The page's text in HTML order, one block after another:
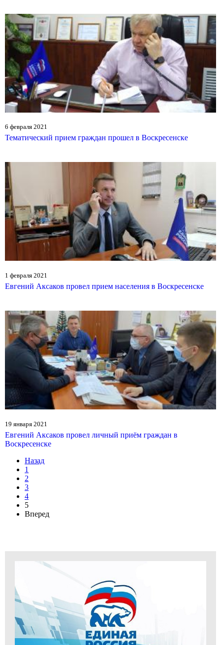
6 февраля 2021
Тематический прием граждан прошел в Воскресенске
1 февраля 2021
Евгений Аксаков провел прием населения в Воскресенске
19 января 2021
Евгений Аксаков провел личный приём граждан в
Воскресенске
Назад
1
2
3
4
5
Вперед